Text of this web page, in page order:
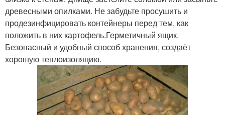
древесными опилками. Не забудьте просушить и
продезинфицировать контейнеры перед тем, как
положить в них картофель.Герметичный ящик.
Безопасный и удобный способ хранения, создаёт
хорошую теплоизоляцию.